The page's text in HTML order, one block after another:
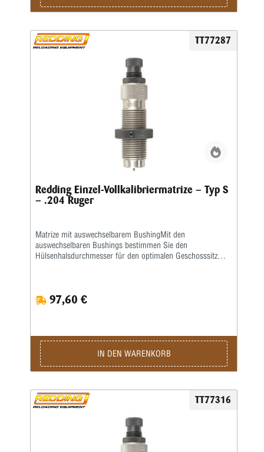
TT77287
Redding Einzel-Vollkalibriermatrize – Typ S
– .204 Ruger
Matrize mit auswechselbarem BushingMit den
auswechselbaren Bushings bestimmen Sie den
Hülsenhalsdurchmesser für den optimalen Geschosssitz
Body Die- Standard-SetzmatrizeDie Bushings sind nicht im
Satz enthalten, bitte extra ordern.
97,60 €
IN DEN WARENKORB
TT77316